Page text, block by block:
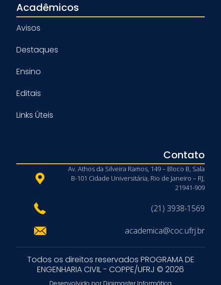
Acadêmicos
Avisos
Destaques
Ensino
Editais
Links Úteis
Contato
Av. Athos da Silveira Ramos, 149 – Bloco B, Sala
B-101 Cidade Universitária, Rio de Janeiro – RJ,
21941-909
(21) 3938-1569
academica@coc.ufrj.br
Todos os direitos reservados PROGRAMA DE
ENGENHARIA CIVIL - COPPE/UFRJ © 2026